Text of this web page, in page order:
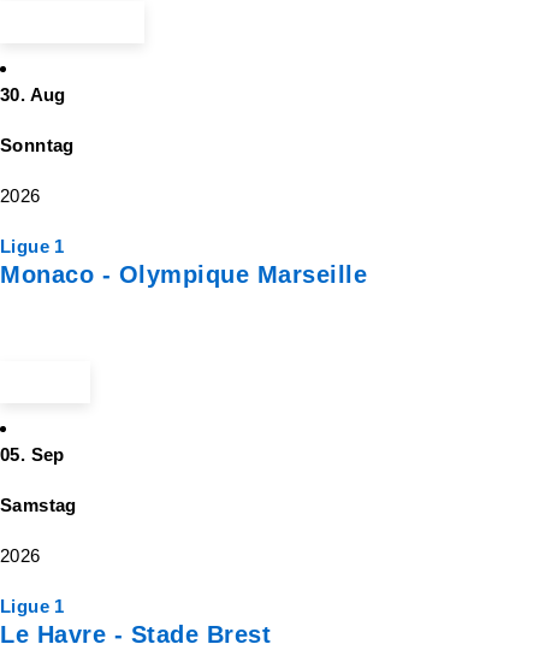
30. Aug
Sonntag
2026
Ligue 1
Monaco - Olympique Marseille
05. Sep
Samstag
2026
Ligue 1
Le Havre - Stade Brest